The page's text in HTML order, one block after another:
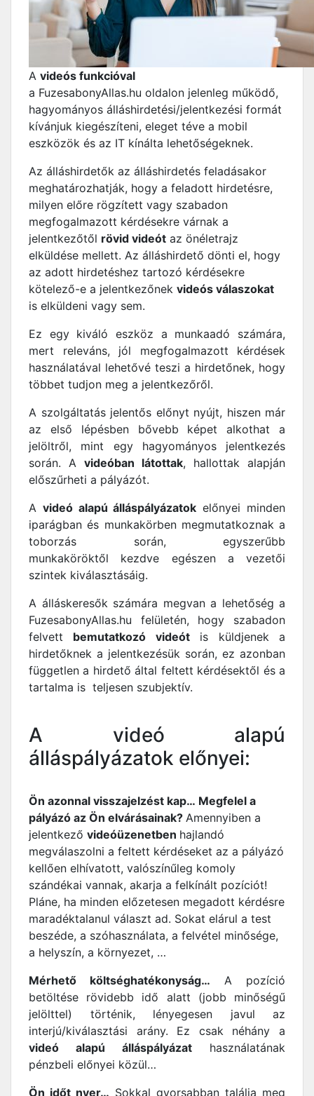
A videós funkcióval
a FuzesabonyAllas.hu oldalon jelenleg működő,
hagyományos álláshirdetési/jelentkezési formát
kívánjuk kiegészíteni, eleget téve a mobil
eszközök és az IT kínálta lehetőségeknek.
Az álláshirdetők az álláshirdetés feladásakor
meghatározhatják, hogy a feladott hirdetésre,
milyen előre rögzített vagy szabadon
megfogalmazott kérdésekre várnak a
jelentkezőtől rövid videót az önéletrajz
elküldése mellett. Az álláshirdető dönti el, hogy
az adott hirdetéshez tartozó kérdésekre
kötelező-e a jelentkezőnek videós válaszokat
is elküldeni vagy sem.
Ez egy kiváló eszköz a munkaadó számára,
mert releváns, jól megfogalmazott kérdések
használatával lehetővé teszi a hirdetőnek, hogy
többet tudjon meg a jelentkezőről.
A szolgáltatás jelentős előnyt nyújt, hiszen már
az első lépésben bővebb képet alkothat a
jelöltről, mint egy hagyományos jelentkezés
során. A videóban látottak, hallottak alapján
előszűrheti a pályázót.
A videó alapú álláspályázatok előnyei minden
iparágban és munkakörben megmutatkoznak a
toborzás során, egyszerűbb
munkaköröktől kezdve egészen a vezetői
szintek kiválasztásáig.
A álláskeresők számára megvan a lehetőség a
FuzesabonyAllas.hu felületén, hogy szabadon
felvett bemutatkozó videótis küldjenek a
hirdetőknek a jelentkezésük során, ez azonban
független a hirdető által feltett kérdésektől és a
tartalma is teljesen szubjektív.
A videó alapú
álláspályázatok előnyei:
Ön azonnal visszajelzést kap… Megfelel a
pályázó az Ön elvárásainak? Amennyiben a
jelentkező videóüzenetben hajlandó
megválaszolni a feltett kérdéseket az a pályázó
kellően elhívatott, valószínűleg komoly
szándékai vannak, akarja a felkínált pozíciót!
Pláne, ha minden előzetesen megadott kérdésre
maradéktalanul választ ad. Sokat elárul a test
beszéde, a szóhasználata, a felvétel minősége,
a helyszín, a környezet, …
Mérhető költséghatékonyság… A pozíció
betöltése rövidebb idő alatt (jobb minőségű
jelölttel) történik, lényegesen javul az
interjú/kiválasztási arány. Ez csak néhány a
videó alapú álláspályázat használatának
pénzbeli előnyei közül…
Ön időt nyer… Sokkal gyorsabban találja meg